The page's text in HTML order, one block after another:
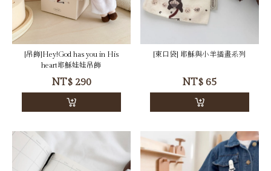
[吊飾]Hey!God has you in His
heart耶穌娃娃吊飾
NT$290
[束口袋] 耶穌與小羊插畫系列
NT$ 65